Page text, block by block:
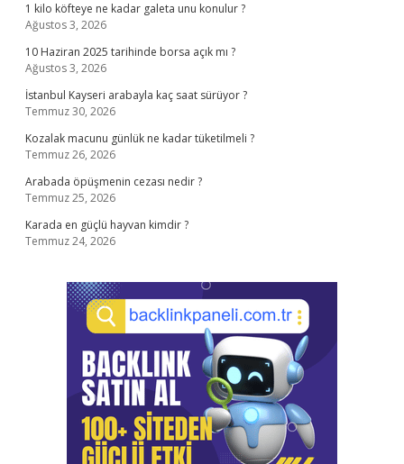
1 kilo köfteye ne kadar galeta unu konulur ?
Ağustos 3, 2026
10 Haziran 2025 tarihinde borsa açık mı ?
Ağustos 3, 2026
İstanbul Kayseri arabayla kaç saat sürüyor ?
Temmuz 30, 2026
Kozalak macunu günlük ne kadar tüketilmeli ?
Temmuz 26, 2026
Arabada öpüşmenin cezası nedir ?
Temmuz 25, 2026
Karada en güçlü hayvan kimdir ?
Temmuz 24, 2026